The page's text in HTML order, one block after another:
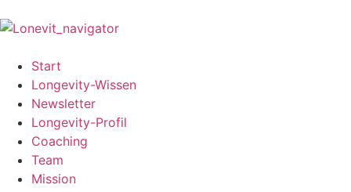
Start
Longevity-Wissen
Newsletter
Longevity-Profil
Coaching
Team
Mission